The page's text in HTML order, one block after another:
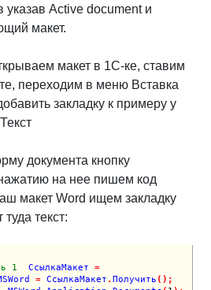
указав Active document и
макет.
макет в 1С-ке, ставим
переходим в меню Вставка
закладку к примеру у
документа кнопку
на нее пишем код
макет Word ищем закладку
текст:
1
  СсылкаМакет
=
= СсылкаМакет .Получить ( ) ;